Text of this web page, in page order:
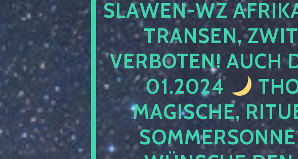
SLAWEN-WZ
TRANSEN,
VERBOTEN! AUCH
01.2024
MAGISCHE,